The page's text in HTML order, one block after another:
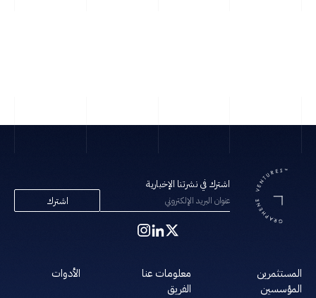
اشترك في نشرتنا الإخبارية
اشترك
المستثمرين
المؤسسين
معلومات عنا
الفريق
الأدوات